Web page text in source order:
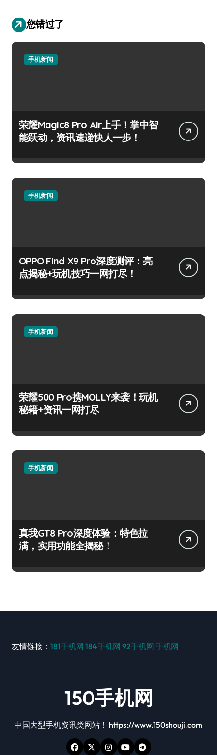
您错过了
手机新闻
荣耀Magic8 Pro Air上手！掌中智
能跃动，资讯速递快人一步！
手机新闻
OPPO Find X9 Pro深度测评：亮
点揭秘+玩机技巧一网打尽！
手机新闻
荣耀500 Pro携MOLLY来袭！玩机
秘籍+资讯一网打尽
手机新闻
真我GT8 Pro深度体验：特色拉
满，实用功能全揭秘！
友情链接： 181手机网 184手机网 92手机网 手机网
150手机网
中国大型手机资讯类网站！ https://www.150shouji.com